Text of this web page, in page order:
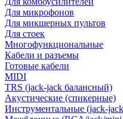
Для микрофонов
Для микшерных пультов
Для стоек
Многофункциональные
Кабели и разъемы
Готовые кабели
MIDI
TRS (jack-jack балансный)
Акустические (спикерные)
Инструментальные (jack-